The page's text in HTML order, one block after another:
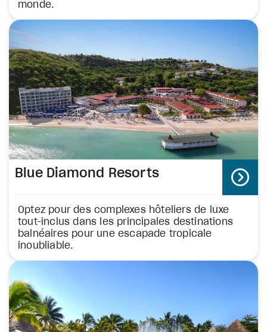
monde.
Blue Diamond Resorts
Optez pour des complexes hôteliers de luxe
tout-inclus dans les principales destinations
balnéaires pour une escapade tropicale
inoubliable.